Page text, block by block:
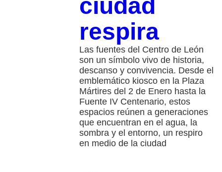
ciudad
respira
Las fuentes del Centro de León
son un símbolo vivo de historia,
descanso y convivencia. Desde el
emblemático kiosco en la Plaza
Mártires del 2 de Enero hasta la
Fuente IV Centenario, estos
espacios reúnen a generaciones
que encuentran en el agua, la
sombra y el entorno, un respiro
en medio de la ciudad